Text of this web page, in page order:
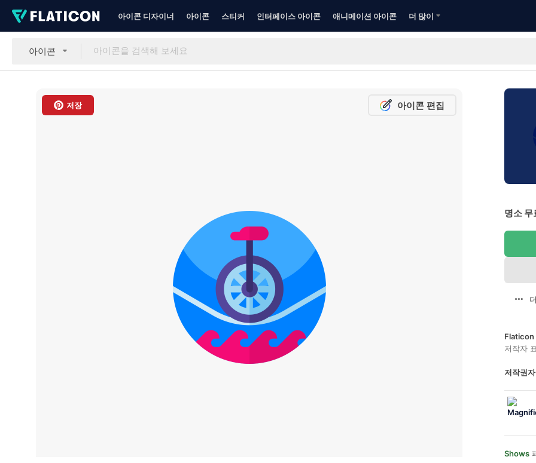
아이콘 디자이너 아이콘 스티커 인터페이스 아이콘 애니메이션 아이콘 더 많이
아이콘
저장 아이콘 편집
명소 무
Flaticon
저작자
저작권
Shows